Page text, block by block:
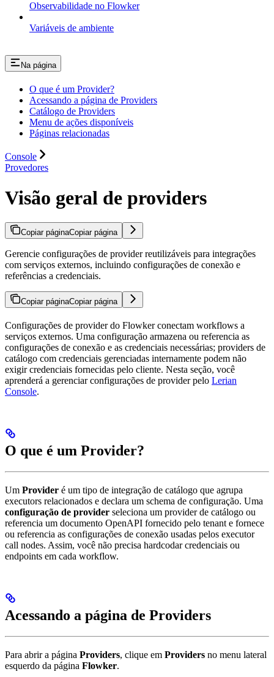
Observabilidade no Flowker
Variáveis de ambiente
Na página
O que é um Provider?
Acessando a página de Providers
Catálogo de Providers
Menu de ações disponíveis
Páginas relacionadas
Console
Provedores
Visão geral de providers
Copiar páginaCopiar página
Gerencie configurações de provider reutilizáveis para integrações
com serviços externos, incluindo configurações de conexão e
referências a credenciais.
Copiar páginaCopiar página
Configurações de provider do Flowker conectam workflows a
serviços externos. Uma configuração armazena ou referencia as
configurações de conexão e as credenciais necessárias; providers de
catálogo com credenciais gerenciadas internamente podem não
exigir credenciais fornecidas pelo cliente. Nesta seção, você
aprenderá a gerenciar configurações de provider pelo Lerian
Console.
O que é um Provider?
Um Provider é um tipo de integração de catálogo que agrupa
executors relacionados e declara um schema de configuração. Uma
configuração de provider seleciona um provider de catálogo ou
referencia um documento OpenAPI fornecido pelo tenant e fornece
ou referencia as configurações de conexão usadas pelos executor
call nodes. Assim, você não precisa hardcodar credenciais ou
endpoints em cada workflow.
Acessando a página de Providers
Para abrir a página Providers, clique em Providers no menu lateral
esquerdo da página Flowker.